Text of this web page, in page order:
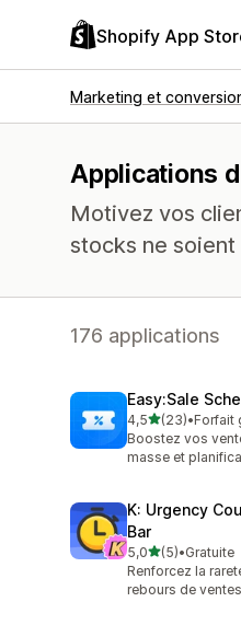
Shopify App
Marketing et
Applications
Motivez vos
stocks ne soient
176 applications
Easy:Sale
4,5étoile(s) sur 5
(23)
23 avis au total
•Forfait
Boostez vos
masse et
K: Urgency
Bar
5,0étoile(s) sur 5
(5)
5 avis au total
•Gratuite
Renforcez la
rebours de